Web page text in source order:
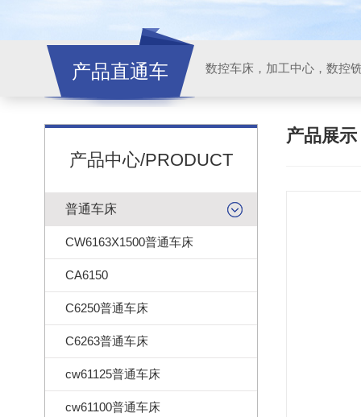
产品直通车
产品中心/PRODUCT
普通车床
CW6163X1500普通车床
CA6150
C6250普通车床
C6263普通车床
cw61125普通车床
cw61100普通车床
产品展示